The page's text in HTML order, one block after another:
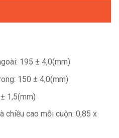
195 ± 4,0(mm)
150 ± 4,0(mm)
1,5(mm)
chiều cao mỗi cuộn: 0,85 x